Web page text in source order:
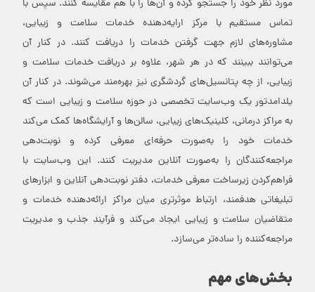
مورد نظر خود را جستجو کرده و آن‌ها را با هم مقایسه کنند. سپس با
تماس مستقیم با مرکز ارایه‌دهنده خدمات سلامت و زیبایی،
مشاوره‌های لازم جهت گرفتن خدمات را دریافت کنند. در کنار آن
می‌توانند ببینند که در هر شهر، علاوه بر دریافت خدمات سلامت و
زیبایی، از چه پتانسیل‌های گردشگری نیز بهره‌مند می‌شوند. در کنار آن
یلدامدتور یک وب‌سایت تخصصی در حوزه سلامت و زیبایی است که
به مراکز درمانی، کلینیک‌های زیبایی، سالن‌ها و آرایشگاه‌ها کمک می‌کند
خدمات خود را به‌صورت حرفه‌ای معرفی کرده و نوبت‌دهی
مراجعه‌کنندگان را به‌صورت آنلاین مدیریت کنند. این وب‌سایت با
فراهم‌کردن زیرساخت معرفی خدمات، دفتر نوبت‌دهی آنلاین و ابزارهای
تبلیغاتی هدفمند، ارتباط موثرتری میان مراکز ارائه‌دهنده خدمات و
متقاضیان سلامت و زیبایی ایجاد می‌کند و فرآیند جذب و مدیریت
مراجعه‌کننده را ساده‌تر می‌سازد.
بخش‌های مهم